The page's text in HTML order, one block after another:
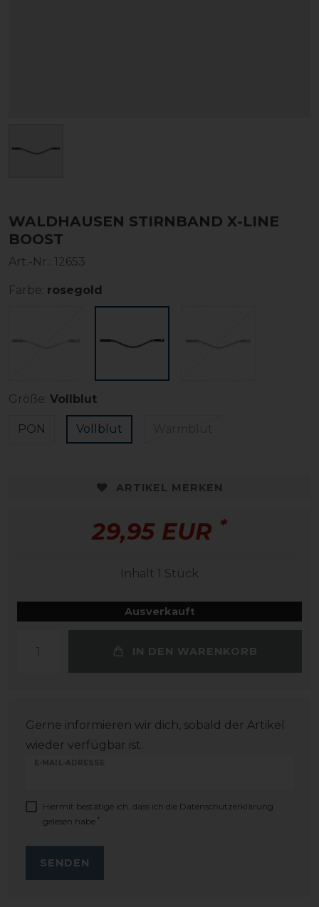
WALDHAUSEN STIRNBAND X-LINE
BOOST
Art.-Nr.: 12653
Farbe: rosegold
Größe: Vollblut
PON Vollblut
ARTIKEL MERKEN
29,95 EUR *
Inhalt 1 Stück
Ausverkauft
IN DEN WARENKORB
Gerne informieren wir dich, sobald der Artikel
wieder verfügbar ist.
E-MAIL-ADRESSE
Hiermit bestätige ich, dass ich die Daten­schutz­erklärung
gelesen habe. *
SENDEN